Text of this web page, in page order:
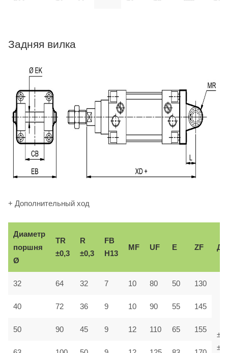
Задняя вилка
+ Дополнительный ход
Диаметр
поршня
Ø
TR
±0,3
R
±0,3
FB
H13
MF UF E ZF
32 64 32 7 10 80 50 130
40 72 36 9 10 90 55 145
50 90 45 9 12 110 65 155